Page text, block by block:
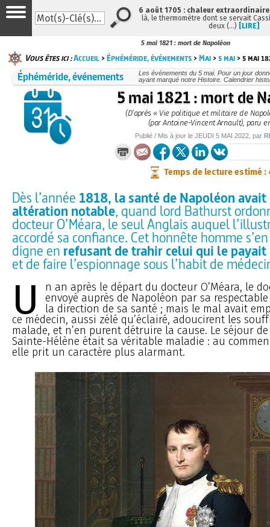
5 mai 1821 : mort de Napoléon
Vous êtes ici :Accueil >Éphéméride, événements >Mai > 5 mai > 5 mai
Éphéméride, événements
Les événements du 5 mai. Pour un jour
ayant marqué notre Histoire. Calendrier
5 mai 1821 : mort de
(D’après « Vie politique et militaire de
(par Antoine-Vincent Arnault), paru
Publié / Mis à jour le JEUDI 5 MAI 2022, par
Temps de lecture estimé :
Dès l’année 1818, la santé de Napoléon
altération notable, quand lord Bathurst
docteur O’Méara, le seul Anglais auquel
accordé sa confiance. Cet honnête homme
digne en refusant de trahir celui qui le
et de faire l’espionnage sous l’habit de
U n an après le départ du docteur O’Méara, le
envoyé auprès de Napoléon par sa
la direction de sa santé ; mais le mal avait
ce médecin, aussi zélé qu’éclairé, adoucirent les
malade, et n’en purent détruire la cause. Le séjour
Sainte-Hélène était sa véritable maladie : au
elle prit un caractère plus alarmant.
6 août 1705 : chaleur
là, le thermomètre dont se servait
deux (…) [LIRE]